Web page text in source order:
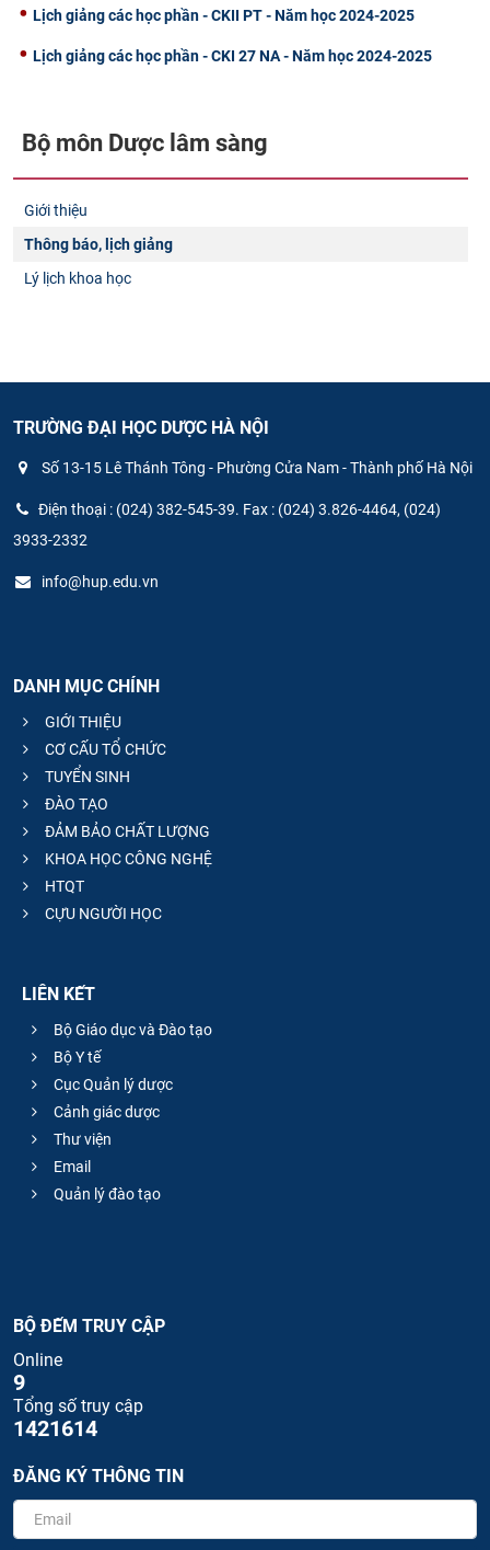
Lịch giảng các học phần - CKII PT - Năm học 2024-2025
Lịch giảng các học phần - CKI 27 NA - Năm học 2024-2025
Bộ môn Dược lâm sàng
Giới thiệu
Thông báo, lịch giảng
Lý lịch khoa học
TRƯỜNG ĐẠI HỌC DƯỢC HÀ NỘI
Số 13-15 Lê Thánh Tông - Phường Cửa Nam - Thành phố Hà Nội
Điện thoại : (024) 382-545-39. Fax : (024) 3.826-4464, (024)
3933-2332
info@hup.edu.vn
DANH MỤC CHÍNH
GIỚI THIỆU
CƠ CẤU TỔ CHỨC
TUYỂN SINH
ĐÀO TẠO
ĐẢM BẢO CHẤT LƯỢNG
KHOA HỌC CÔNG NGHỆ
HTQT
CỰU NGƯỜI HỌC
LIÊN KẾT
Bộ Giáo dục và Đào tạo
Bộ Y tế
Cục Quản lý dược
Cảnh giác dược
Thư viện
Email
Quản lý đào tạo
BỘ ĐẾM TRUY CẬP
Online
9
Tổng số truy cập
1421614
ĐĂNG KÝ THÔNG TIN